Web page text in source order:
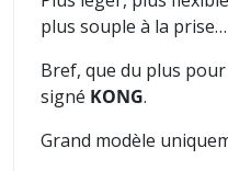
plus souple à la prise…
Bref, que du plus
signé KONG.
Grand modèle